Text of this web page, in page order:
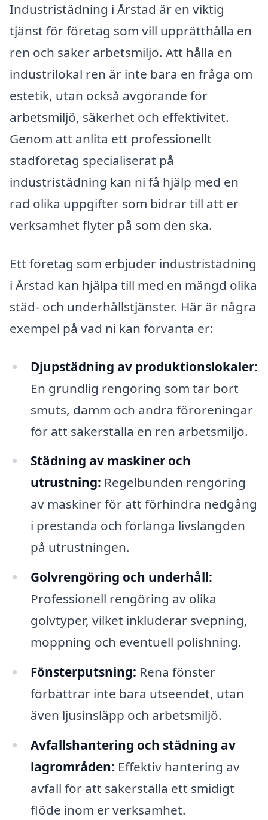
Industristädning i Årstad är en viktig
tjänst för företag som vill upprätthålla en
ren och säker arbetsmiljö. Att hålla en
industrilokal ren är inte bara en fråga om
estetik, utan också avgörande för
arbetsmiljö, säkerhet och effektivitet.
Genom att anlita ett professionellt
städföretag specialiserat på
industristädning kan ni få hjälp med en
rad olika uppgifter som bidrar till att er
verksamhet flyter på som den ska.
Ett företag som erbjuder industristädning
i Årstad kan hjälpa till med en mängd olika
städ- och underhållstjänster. Här är några
exempel på vad ni kan förvänta er:
Djupstädning av produktionslokaler:
En grundlig rengöring som tar bort
smuts, damm och andra föroreningar
för att säkerställa en ren arbetsmiljö.
Städning av maskiner och
utrustning: Regelbunden rengöring
av maskiner för att förhindra nedgång
i prestanda och förlänga livslängden
på utrustningen.
Golvrengöring och underhåll:
Professionell rengöring av olika
golvtyper, vilket inkluderar svepning,
moppning och eventuell polishning.
Fönsterputsning: Rena fönster
förbättrar inte bara utseendet, utan
även ljusinsläpp och arbetsmiljö.
Avfallshantering och städning av
lagrområden: Effektiv hantering av
avfall för att säkerställa ett smidigt
flöde inom er verksamhet.